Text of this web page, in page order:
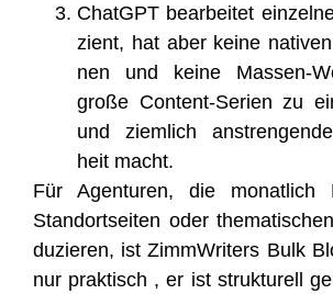
ChatGPT bear­bei­tet
zi­ent, hat aber kei­ne
nen und kei­ne Mas­sen-
gro­ße Con­tent-Seri­en zu
und ziem­lich
heit macht.
Für Agen­tu­ren, die monat­lich
Stand­ort­sei­ten oder
du­zie­ren, ist Zimm­Wri­ters Bulk
nur prak­tisch , er ist struk­tu­rell